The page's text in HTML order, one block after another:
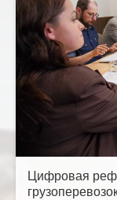
Цифровая